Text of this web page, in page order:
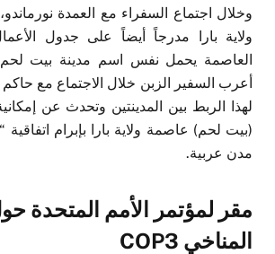
وخلال اجتماع السفراء مع العمدة
ولاية بارا مدرجاً أيضاً على جدول
العاصمة يحمل نفس اسم مدينة بيت لحم
أعرب السفير الزبن خلال الاجتماع مع حاكم
لهذا الربط بين المدينتين وتحدث عن
(بيت لحم) عاصمة ولاية بارا بإبرام اتفاقية
مدن عربية.
مقر لمؤتمر الأمم المتحدة
المناخي COP3